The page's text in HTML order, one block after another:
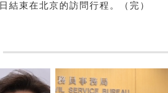
結束在北京的訪問行程。（完）